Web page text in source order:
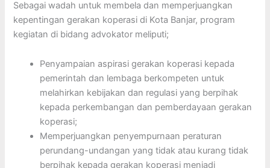
Sebagai wadah untuk membela dan memperjuangkan
kepentingan gerakan koperasi di Kota Banjar, program
kegiatan di bidang advokator meliputi;
Penyampaian aspirasi gerakan koperasi kepada
pemerintah dan lembaga berkompeten untuk
melahirkan kebijakan dan regulasi yang berpihak
kepada perkembangan dan pemberdayaan gerakan
koperasi;
Memperjuangkan penyempurnaan peraturan
perundang-undangan yang tidak atau kurang tidak
berpihak kepada gerakan koperasi menjadi